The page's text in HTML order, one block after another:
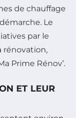
de chauffage
Le
par le
rénovation,
Prime Rénov’.
ET LEUR